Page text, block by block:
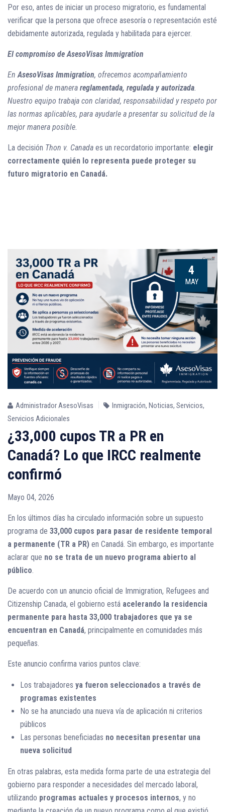
Por eso, antes de iniciar un proceso migratorio, es fundamental
verificar que la persona que ofrece asesoría o representación esté
debidamente autorizada, regulada y habilitada para ejercer.
El compromiso de AsesoVisas Immigration
En AsesoVisas Immigration, ofrecemos acompañamiento
profesional de manera reglamentada, regulada y autorizada
Nuestro equipo trabaja con claridad, responsabilidad y respeto por
las normas aplicables, para ayudarle a presentar su solicitud de la
mejor manera posible.
La decisión Thon v. Canada es un recordatorio importante: elegir
correctamente quién lo representa puede proteger su
futuro migratorio en Canadá.
4
MAY
Administrador AsesoVisas Inmigración, Noticias, Servicios,
Servicios Adicionales
¿33,000 cupos TR a PR en
Canadá? Lo que IRCC realmente
confirmó
Mayo 04, 2026
En los últimos días ha circulado información sobre un supuesto
programa de 33,000 cupos para pasar de residente temporal
a permanente (TR a PR) en Canadá. Sin embargo, es importante
aclarar que no se trata de un nuevo programa abierto al
público.
De acuerdo con un anuncio oficial de Immigration, Refugees and
Citizenship Canada, el gobierno está acelerando la residencia
permanente para hasta 33,000 trabajadores que ya se
encuentran en Canadá, principalmente en comunidades más
pequeñas.
Este anuncio confirma varios puntos clave:
Los trabajadores ya fueron seleccionados a través de
programas existentes
No se ha anunciado una nueva vía de aplicación ni criterios
públicos
Las personas beneficiadas no necesitan presentar una
nueva solicitud
En otras palabras, esta medida forma parte de una estrategia del
gobierno para responder a necesidades del mercado laboral,
utilizando programas actuales y procesos internos, y no